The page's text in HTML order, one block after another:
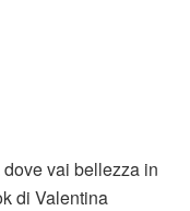
vai bellezza in
di Valentina